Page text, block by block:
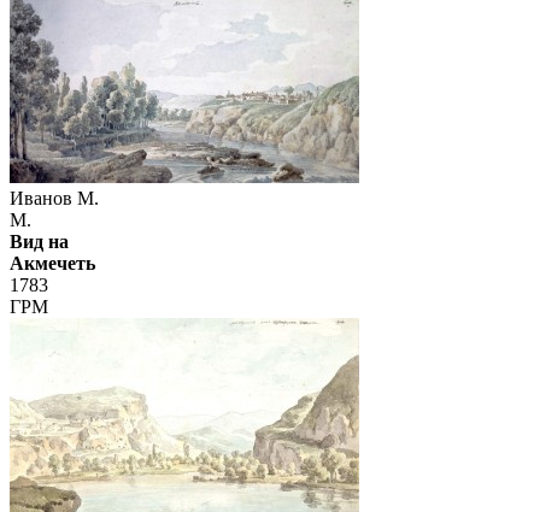
Иванов М.
М.
Вид на
Акмечеть
1783
ГРМ